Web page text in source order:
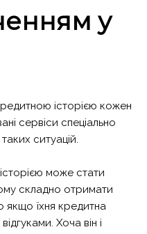
у
історією кожен
сервіси спеціально
ситуацій.
може стати
складно отримати
якщо їхня кредитна
Хоча він і